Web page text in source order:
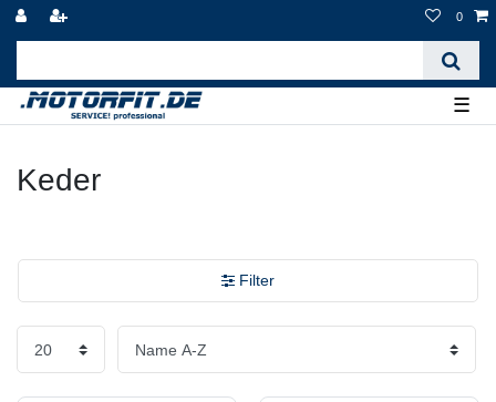
0
☰
Keder
Filter